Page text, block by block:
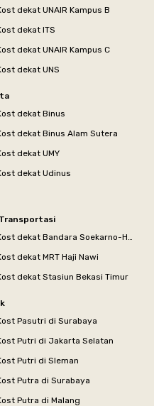
dekat UNAIR Kampus B
dekat ITS
dekat UNAIR Kampus C
dekat UNS
dekat Binus
dekat Binus Alam Sutera
dekat UMY
dekat Udinus
Kost dekat Bandara Soekarno-Hatta
dekat MRT Haji Nawi
dekat Stasiun Bekasi Timur
Pasutri di Surabaya
Putri di Jakarta Selatan
Putri di Sleman
Putra di Surabaya
Putra di Malang